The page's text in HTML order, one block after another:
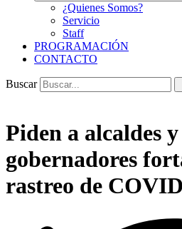
¿Quienes Somos?
Servicio
Staff
PROGRAMACIÓN
CONTACTO
Buscar
Piden a alcaldes y
gobernadores
rastreo de